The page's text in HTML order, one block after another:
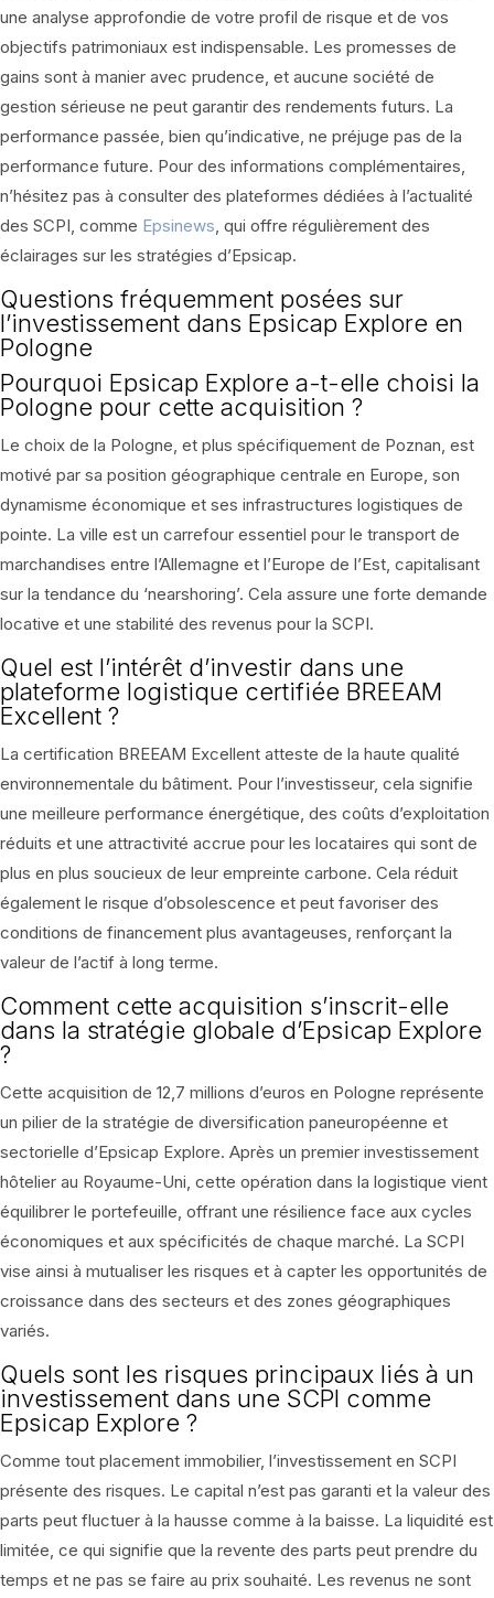
une analyse approfondie de votre profil de risque et de vos
objectifs patrimoniaux est indispensable. Les promesses de
gains sont à manier avec prudence, et aucune société de
gestion sérieuse ne peut garantir des rendements futurs. La
performance passée, bien qu’indicative, ne préjuge pas de la
performance future. Pour des informations complémentaires,
n’hésitez pas à consulter des plateformes dédiées à l’actualité
des SCPI, comme Epsinews, qui offre régulièrement des
éclairages sur les stratégies d’Epsicap.
Questions fréquemment posées sur
l’investissement dans Epsicap Explore en
Pologne
Pourquoi Epsicap Explore a-t-elle choisi la
Pologne pour cette acquisition ?
Le choix de la Pologne, et plus spécifiquement de Poznan, est
motivé par sa position géographique centrale en Europe, son
dynamisme économique et ses infrastructures logistiques de
pointe. La ville est un carrefour essentiel pour le transport de
marchandises entre l’Allemagne et l’Europe de l’Est, capitalisant
sur la tendance du ‘nearshoring’. Cela assure une forte demande
locative et une stabilité des revenus pour la SCPI.
Quel est l’intérêt d’investir dans une
plateforme logistique certifiée BREEAM
Excellent ?
La certification BREEAM Excellent atteste de la haute qualité
environnementale du bâtiment. Pour l’investisseur, cela signifie
une meilleure performance énergétique, des coûts d’exploitation
réduits et une attractivité accrue pour les locataires qui sont de
plus en plus soucieux de leur empreinte carbone. Cela réduit
également le risque d’obsolescence et peut favoriser des
conditions de financement plus avantageuses, renforçant la
valeur de l’actif à long terme.
Comment cette acquisition s’inscrit-elle
dans la stratégie globale d’Epsicap Explore
?
Cette acquisition de 12,7 millions d’euros en Pologne représente
un pilier de la stratégie de diversification paneuropéenne et
sectorielle d’Epsicap Explore. Après un premier investissement
hôtelier au Royaume-Uni, cette opération dans la logistique vient
équilibrer le portefeuille, offrant une résilience face aux cycles
économiques et aux spécificités de chaque marché. La SCPI
vise ainsi à mutualiser les risques et à capter les opportunités de
croissance dans des secteurs et des zones géographiques
variés.
Quels sont les risques principaux liés à un
investissement dans une SCPI comme
Epsicap Explore ?
Comme tout placement immobilier, l’investissement en SCPI
présente des risques. Le capital n’est pas garanti et la valeur des
parts peut fluctuer à la hausse comme à la baisse. La liquidité est
limitée, ce qui signifie que la revente des parts peut prendre du
temps et ne pas se faire au prix souhaité. Les revenus ne sont